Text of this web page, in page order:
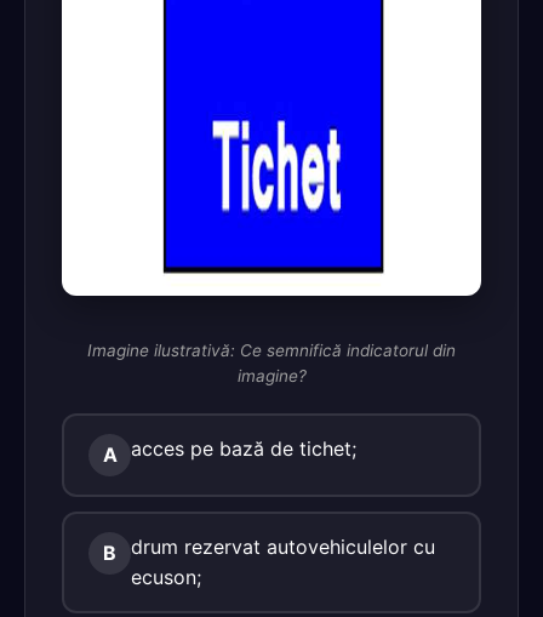
Imagine ilustrativă: Ce semnifică indicatorul din
imagine?
A acces pe bază de tichet;
B
drum rezervat autovehiculelor cu
ecuson;